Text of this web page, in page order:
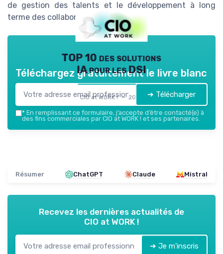
de gestion des talents et le développement à long
terme des collaborateurs.
TOP 10 des solutions
IA pour les DSI
CIO at WORK ! — 2026
Téléchargez gratuitement le livre blanc
➔ Télécharger
* En remplissant ce formulaire, j’accepte d’être contacté(e) à
des fins commerciales par CIO at WORK ! et ses partenaires.
Résumer ChatGPT Claude Mistral
Recevez les dernières actualités de
CIO at WORK !
➔ Je m'inscris